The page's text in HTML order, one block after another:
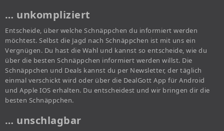
… unkompliziert
Entscheide, über welche Schnäppchen du informiert werden
möchtest. Selbst die Jagd nach Schnäppchen ist mit uns ein
Vergnügen. Du hast die Wahl und kannst so entscheide, wie du
über die besten Schnäppchen informiert werden willst. Die
Schnäppchen und Deals kannst du per Newsletter, der täglich
einmal verschickt wird oder über die DealGott App für Android
und Apple IOS erhalten. Du entscheidest und wir bringen dir die
besten Schnäppchen.
… unschlagbar